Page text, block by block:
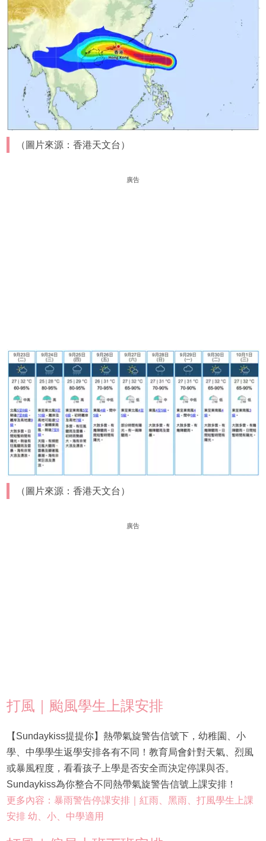
（圖片來源：香港天文台）
廣告
（圖片來源：香港天文台）
廣告
打風｜颱風學生上課安排
【Sundaykiss提提你】熱帶氣旋警告信號下，幼稚園、小
學、中學學生返學安排各有不同！教育局會針對天氣、烈風
或暴風程度，看看孩子上學是否安全而決定停課與否。
Sundaykiss為你整合不同熱帶氣旋警告信號上課安排！
更多內容：暴雨警告停課安排｜紅雨、黑雨、打風學生上課
安排 幼、小、中學適用